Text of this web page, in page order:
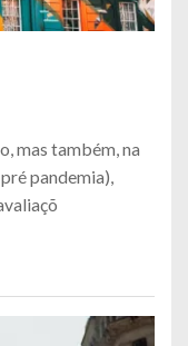
mas também, na
pandemia),